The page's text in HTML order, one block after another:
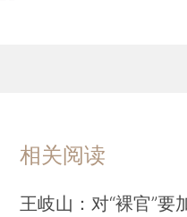
相关阅读
王岐山：对“裸官”要